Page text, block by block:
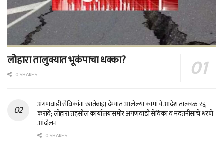
लोहारा तालुक्यात भूकंपाचा धक्का?
0 SHARES
अंगणवाडी सेविकांना खातेबाह्य देण्यात आलेल्या कामांचे आदेश तात्काळ रद्द
करावे; लोहारा तहसील कार्यालयासमोर अंगणवाडी सेविका व मदतनीसांचे धरणे
आंदोलन
0 SHARES